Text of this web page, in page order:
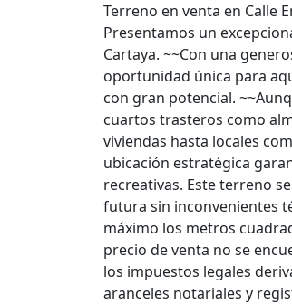
Terreno en venta en Calle
Presentamos un
Cartaya. ~~Con una
oportunidad única para
con gran potencial.
cuartos trasteros como
viviendas hasta locales
ubicación estratégica
recreativas. Este terreno
futura sin inconvenientes
máximo los metros
precio de venta no se
los impuestos legales
aranceles notariales y